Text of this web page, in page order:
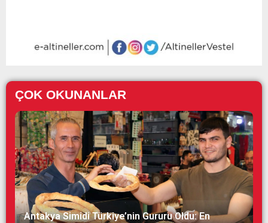
ÇOK OKUNANLAR
Antakya Simidi Türkiye’nin Gururu Oldu: En